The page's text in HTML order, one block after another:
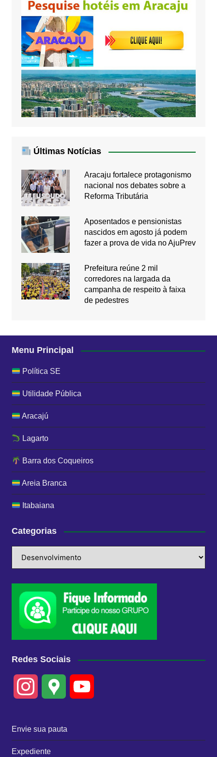
Últimas Notícias
Aracaju fortalece protagonismo
nacional nos debates sobre a
Reforma Tributária
Aposentados e pensionistas
nascidos em agosto já podem
fazer a prova de vida no AjuPrev
Prefeitura reúne 2 mil
corredores na largada da
campanha de respeito à faixa
de pedestres
Menu Principal
Política SE
Utilidade Pública
Aracajú
Lagarto
Barra dos Coqueiros
Areia Branca
Itabaiana
Categorias
Redes Sociais
Envie sua pauta
Expediente